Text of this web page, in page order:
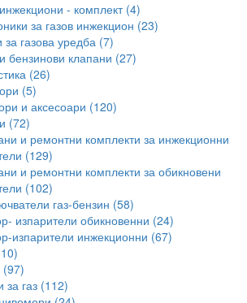
- комплект (4)
за газов инжекцион (23)
за газова уредба (7)
бензинови клапани (27)
(26)
(5)
и аксесоари (120)
(72)
и ремонтни комплекти за инжекционни
(129)
и ремонтни комплекти за обикновени
(102)
газ-бензин (58)
изпарители обикновенни (24)
изпарители инжекционни (67)
за газ (112)